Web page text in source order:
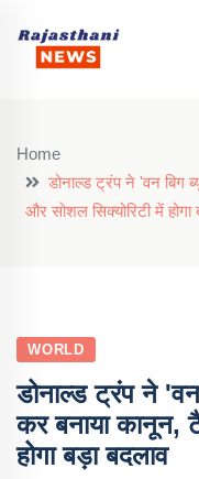
Home
डोनाल्ड ट्रंप ने 'वन बिग
और सोशल सिक्योरिटी में होगा
WORLD
डोनाल्ड ट्रंप ने
कर बनाया कानून,
होगा बड़ा बदलाव